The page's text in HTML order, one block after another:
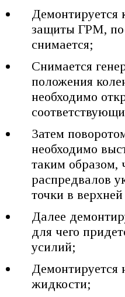
защиты ГРМ,
снимается;
Снимается
положения
необходимо
Затем
необходимо
таким
распредвалов
точки в
Далее
для чего
усилий;
жидкости;